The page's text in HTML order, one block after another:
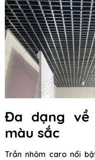
Đa dạng
màu sắc
Trần nhôm caro nổi